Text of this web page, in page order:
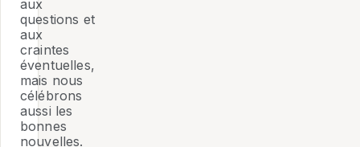
aux
questions et
aux
craintes
éventuelles,
mais nous
célébrons
aussi les
bonnes
nouvelles.